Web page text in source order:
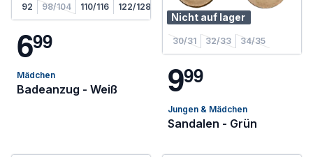
92 98/104 110/116 122/128
699
Mädchen
Badeanzug - Weiß
Nicht auf lager
30/31 32/33 34/35
999
Jungen & Mädchen
Sandalen - Grün